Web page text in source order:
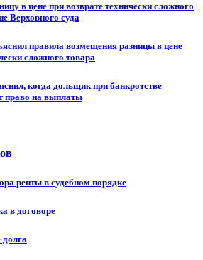
в цене при возврате технически сложного
Верховного суда
правила возмещения разницы в цене
сложного товара
когда дольщик при банкротстве
право на выплаты
ренты в судебном порядке
в договоре
долга